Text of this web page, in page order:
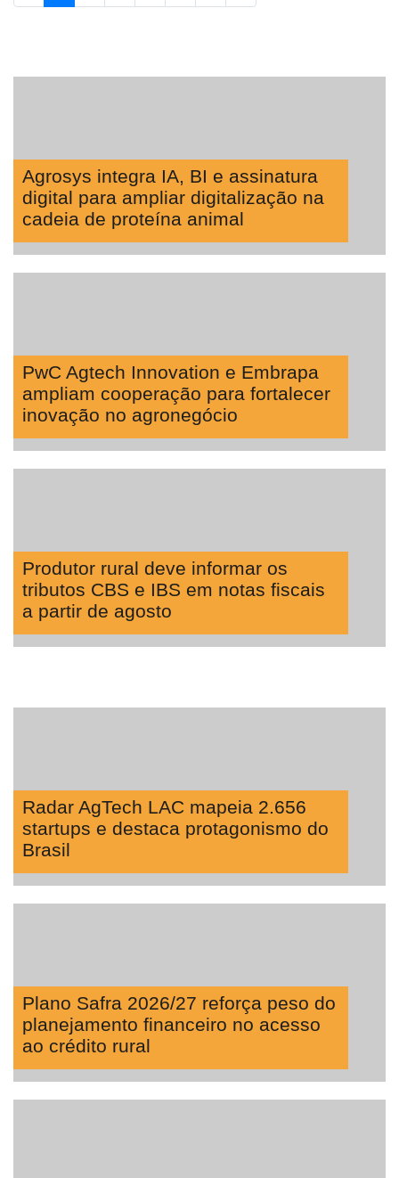
Agrosys integra IA, BI e assinatura
digital para ampliar digitalização na
cadeia de proteína animal
PwC Agtech Innovation e Embrapa
ampliam cooperação para fortalecer
inovação no agronegócio
Produtor rural deve informar os
tributos CBS e IBS em notas fiscais
a partir de agosto
Radar AgTech LAC mapeia 2.656
startups e destaca protagonismo do
Brasil
Plano Safra 2026/27 reforça peso do
planejamento financeiro no acesso
ao crédito rural